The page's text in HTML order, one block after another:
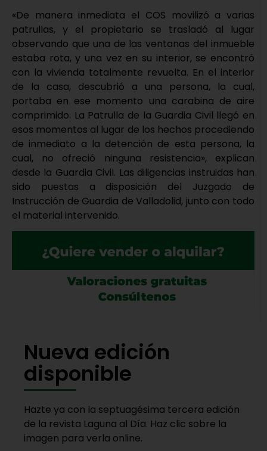
«De manera inmediata el COS movilizó a varias
patrullas, y el propietario se trasladó al lugar
observando que una de las ventanas del inmueble
estaba rota, y una vez en su interior, se encontró
con la vivienda totalmente revuelta. En el interior
de la casa, descubrió a una persona, la cual,
portaba en ese momento una carabina de aire
comprimido. La Patrulla de la Guardia Civil llegó en
esos momentos al lugar de los hechos procediendo
de inmediato a la detención de esta persona, la
cual, no ofreció ninguna resistencia», explican
desde la Guardia Civil. Las diligencias instruidas han
sido puestas a disposición del Juzgado de
Instrucción de Guardia de Valladolid, junto con todo
el material intervenido.
Nueva edición
disponible
Hazte ya con la septuagésima tercera edición
de la revista Laguna al Día. Haz clic sobre la
imagen para verla online.